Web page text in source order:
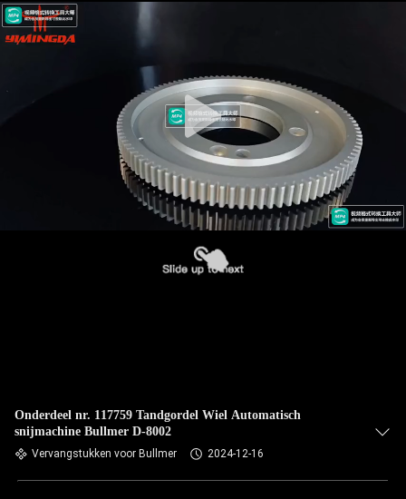
Onderdeel nr. 117759 Tandgordel Wiel Automatisch
snijmachine Bullmer D-8002
Vervangstukken voor Bullmer 2024-12-16